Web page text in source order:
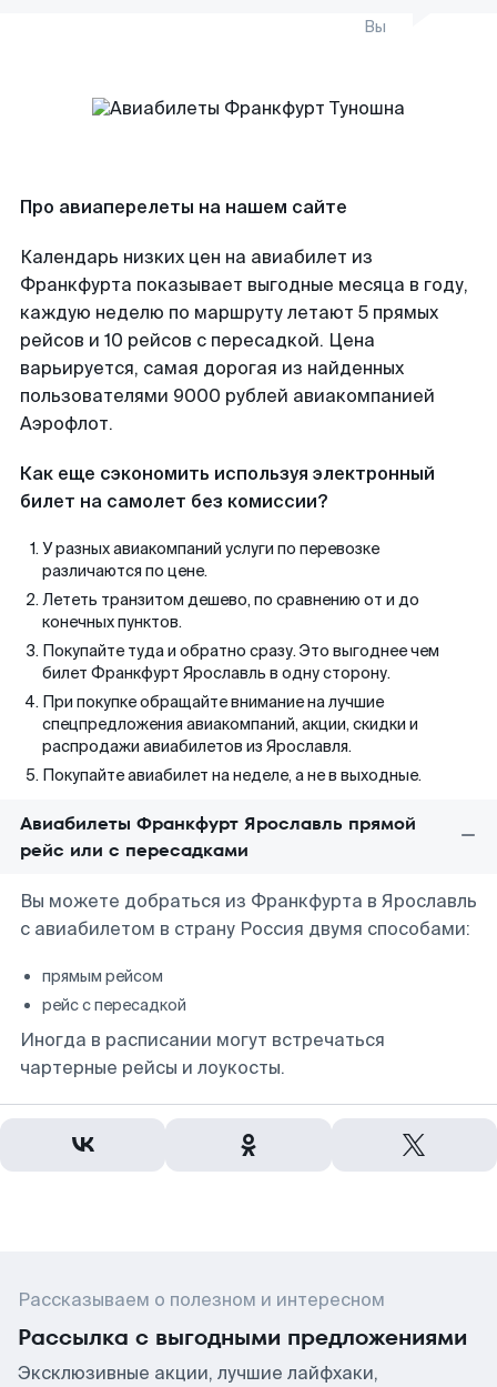
Вы
Про авиаперелеты на нашем сайте
Календарь низких цен на авиабилет из
Франкфурта показывает выгодные месяца в году,
каждую неделю по маршруту летают 5 прямых
рейсов и 10 рейсов с пересадкой. Цена
варьируется, самая дорогая из найденных
пользователями 9000 рублей авиакомпанией
Аэрофлот.
Как еще сэкономить используя электронный
билет на самолет без комиссии?
У разных авиакомпаний услуги по перевозке
различаются по цене.
Лететь транзитом дешево, по сравнению от и до
конечных пунктов.
Покупайте туда и обратно сразу. Это выгоднее чем
билет Франкфурт Ярославль в одну сторону.
При покупке обращайте внимание на лучшие
спецпредложения авиакомпаний, акции, скидки и
распродажи авиабилетов из Ярославля.
Покупайте авиабилет на неделе, а не в выходные.
Авиабилеты Франкфурт Ярославль прямой
рейс или с пересадками
Вы можете добраться из Франкфурта в Ярославль
с авиабилетом в страну Россия двумя способами:
прямым рейсом
рейс с пересадкой
Иногда в расписании могут встречаться
чартерные рейсы и лоукосты.
Рассказываем о полезном и интересном
Рассылка с выгодными предложениями
Эксклюзивные акции, лучшие лайфхаки,